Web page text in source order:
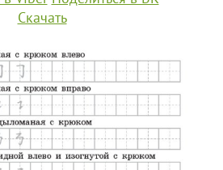
Скачать